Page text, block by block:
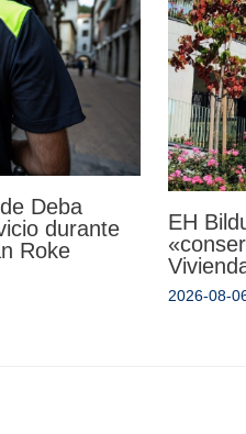
Deba
durante
Roke
EH
2026-08-